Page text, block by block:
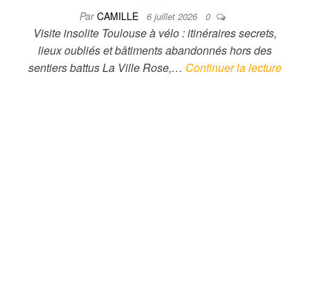
ParCAMILLE 6 juillet 2026 0
Visite insolite Toulouse à vélo : itinéraires secrets,
lieux oubliés et bâtiments abandonnés hors des
sentiers battus La Ville Rose,… Continuer la lecture